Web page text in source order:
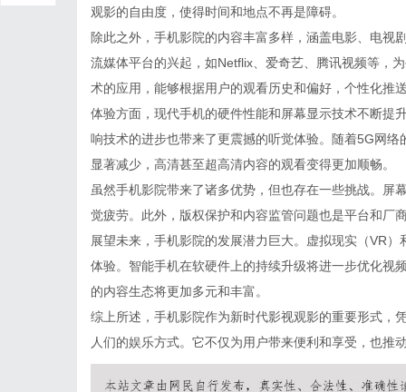
观影的自由度，使得时间和地点不再是障碍。
除此之外，手机影院的内容丰富多样，涵盖电影、电视
流媒体平台的兴起，如Netflix、爱奇艺、腾讯视频等，
术的应用，能够根据用户的观看历史和偏好，个性化推
体验方面，现代手机的硬件性能和屏幕显示技术不断提
响技术的进步也带来了更震撼的听觉体验。随着5G网
显著减少，高清甚至超高清内容的观看变得更加顺畅。
虽然手机影院带来了诸多优势，但也存在一些挑战。屏
觉疲劳。此外，版权保护和内容监管问题也是平台和厂
展望未来，手机影院的发展潜力巨大。虚拟现实（VR
体验。智能手机在软硬件上的持续升级将进一步优化视
的内容生态将更加多元和丰富。
综上所述，手机影院作为新时代影视观影的重要形式，
人们的娱乐方式。它不仅为用户带来便利和享受，也推